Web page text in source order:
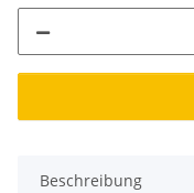
Beschreibung